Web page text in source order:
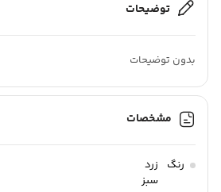
توضیحات
بدون توضیحات
مشخصات
رنگ
زرد
سبز